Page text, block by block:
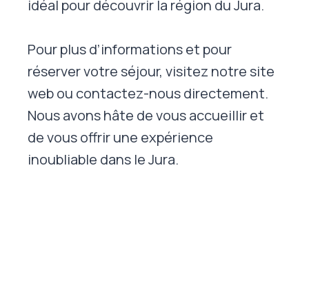
idéal pour découvrir la région du Jura.
Pour plus d’informations et pour
réserver votre séjour, visitez notre site
web ou contactez-nous directement.
Nous avons hâte de vous accueillir et
de vous offrir une expérience
inoubliable dans le Jura.